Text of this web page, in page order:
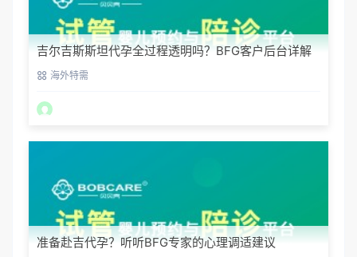
吉尔吉斯斯坦代孕全过程透明吗？BFG客户后台详解
海外特需
准备赴吉代孕？听听BFG专家的心理调适建议